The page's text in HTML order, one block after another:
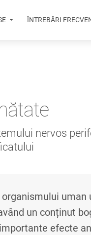
ÎNTREBĂRI
nervos
uman
un conținut
efecte